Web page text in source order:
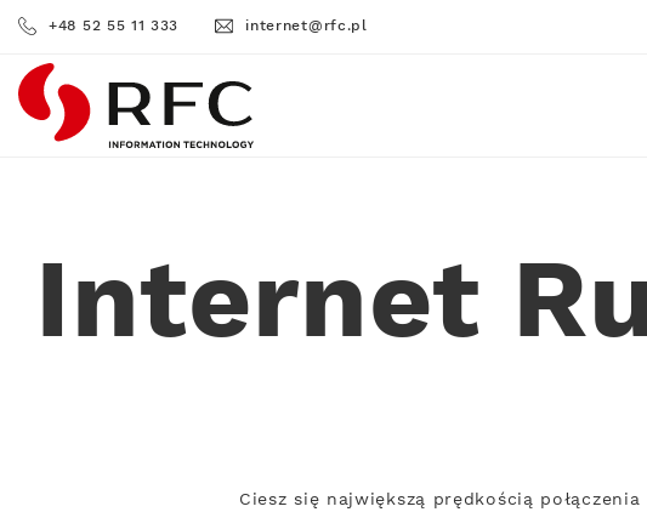
+48 52 55 11 333 internet@rfc.pl
RFC
Internet
Ciesz się największą prędkością